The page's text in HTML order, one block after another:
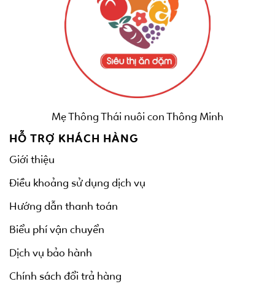
Mẹ Thông Thái nuôi con Thông Minh
HỖ TRỢ KHÁCH HÀNG
Giới thiệu
Điều khoảng sử dụng dịch vụ
Hướng dẫn thanh toán
Biểu phí vận chuyển
Dịch vụ bảo hành
Chính sách đổi trả hàng